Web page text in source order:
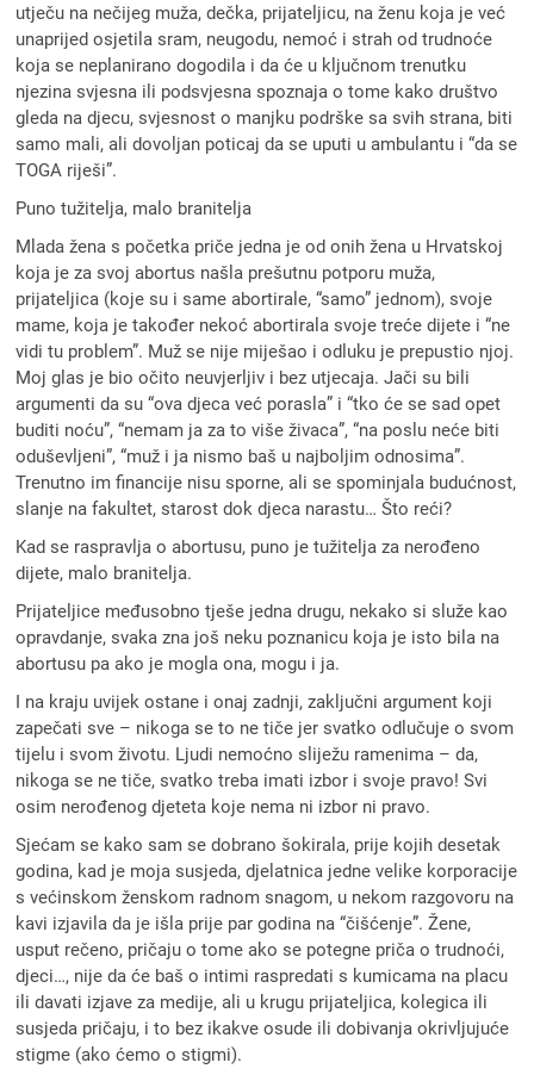
utječu na nečijeg muža, dečka, prijateljicu, na ženu koja je već
unaprijed osjetila sram, neugodu, nemoć i strah od trudnoće
koja se neplanirano dogodila i da će u ključnom trenutku
njezina svjesna ili podsvjesna spoznaja o tome kako društvo
gleda na djecu, svjesnost o manjku podrške sa svih strana, biti
samo mali, ali dovoljan poticaj da se uputi u ambulantu i “da se
TOGA riješi”.
Puno tužitelja, malo branitelja
Mlada žena s početka priče jedna je od onih žena u Hrvatskoj
koja je za svoj abortus našla prešutnu potporu muža,
prijateljica (koje su i same abortirale, “samo” jednom), svoje
mame, koja je također nekoć abortirala svoje treće dijete i “ne
vidi tu problem”. Muž se nije miješao i odluku je prepustio njoj.
Moj glas je bio očito neuvjerljiv i bez utjecaja. Jači su bili
argumenti da su “ova djeca već porasla” i “tko će se sad opet
buditi noću”, “nemam ja za to više živaca”, “na poslu neće biti
oduševljeni”, “muž i ja nismo baš u najboljim odnosima”.
Trenutno im financije nisu sporne, ali se spominjala budućnost,
slanje na fakultet, starost dok djeca narastu… Što reći?
Kad se raspravlja o abortusu, puno je tužitelja za nerođeno
dijete, malo branitelja.
Prijateljice međusobno tješe jedna drugu, nekako si služe kao
opravdanje, svaka zna još neku poznanicu koja je isto bila na
abortusu pa ako je mogla ona, mogu i ja.
I na kraju uvijek ostane i onaj zadnji, zaključni argument koji
zapečati sve – nikoga se to ne tiče jer svatko odlučuje o svom
tijelu i svom životu. Ljudi nemoćno sliježu ramenima – da,
nikoga se ne tiče, svatko treba imati izbor i svoje pravo! Svi
osim nerođenog djeteta koje nema ni izbor ni pravo.
Sjećam se kako sam se dobrano šokirala, prije kojih desetak
godina, kad je moja susjeda, djelatnica jedne velike korporacije
s većinskom ženskom radnom snagom, u nekom razgovoru na
kavi izjavila da je išla prije par godina na “čišćenje”. Žene,
usput rečeno, pričaju o tome ako se potegne priča o trudnoći,
djeci…, nije da će baš o intimi raspredati s kumicama na placu
ili davati izjave za medije, ali u krugu prijateljica, kolegica ili
susjeda pričaju, i to bez ikakve osude ili dobivanja okrivljujuće
stigme (ako ćemo o stigmi).